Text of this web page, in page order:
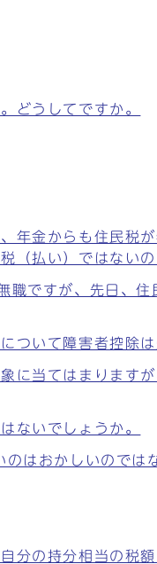
どうしてですか。
年金からも住民税
（払い）ではないの
職ですが、先日、住
ついて障害者控除は
に当てはまります
ないでしょうか。
はおかしいのでは
分の持分相当の税